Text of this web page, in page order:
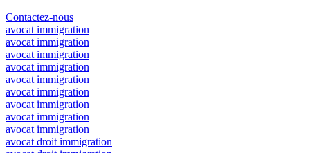
Contactez-nous
avocat immigration
avocat immigration
avocat immigration
avocat immigration
avocat immigration
avocat immigration
avocat immigration
avocat immigration
avocat immigration
avocat droit immigration